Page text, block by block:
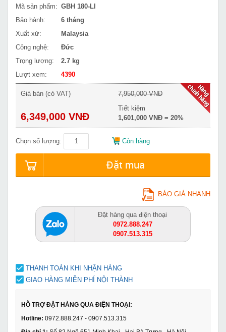
Mã sản phẩm: GBH 180-LI
Bảo hành:
6 tháng
Xuất xứ:
Malaysia
Công nghệ:
Đức
Trọng lượng:
2.7 kg
Lượt xem:
4390
Giá bán (có VAT)
6,349,000 VNĐ
7,950,000 VNĐ
Tiết kiệm
1,601,000 VNĐ = 20%
Chọn số lượng: Còn hàng
Đặt mua
BÁO GIÁ NHANH
Đặt hàng qua điện thoại
0972.888.247
0907.513.315
THANH TOÁN KHI NHẬN HÀNG
GIAO HÀNG MIỄN PHÍ NỘI THÀNH
HỖ TRỢ ĐẶT HÀNG QUA ĐIỆN THOẠI:
Hotline: 0972.888.247 - 0907.513.315